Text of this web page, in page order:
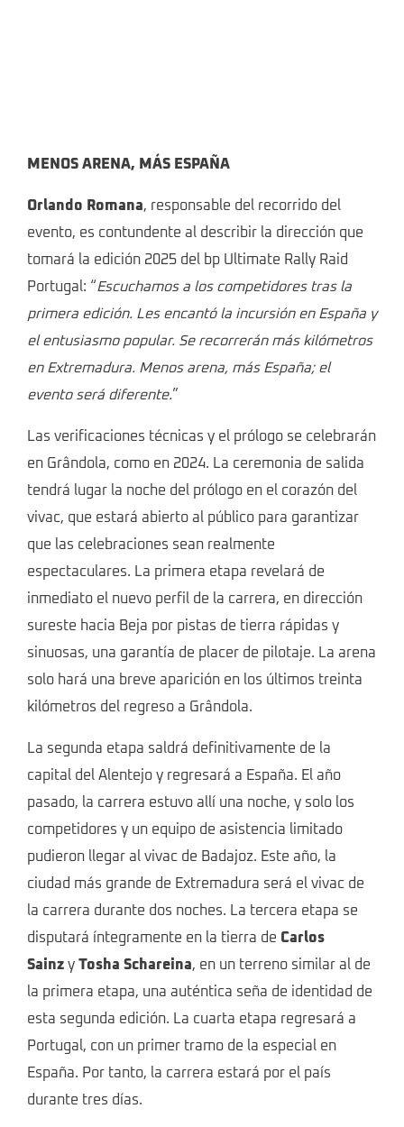
MENOS ARENA, MÁS ESPAÑA
Orlando Romana, responsable del recorrido del
evento, es contundente al describir la dirección que
tomará la edición 2025 del bp Ultimate Rally Raid
Portugal: “Escuchamos a los competidores tras la
primera edición. Les encantó la incursión en España y
el entusiasmo popular. Se recorrerán más kilómetros
en Extremadura. Menos arena, más España; el
evento será diferente.”
Las verificaciones técnicas y el prólogo se celebrarán
en Grândola, como en 2024. La ceremonia de salida
tendrá lugar la noche del prólogo en el corazón del
vivac, que estará abierto al público para garantizar
que las celebraciones sean realmente
espectaculares. La primera etapa revelará de
inmediato el nuevo perfil de la carrera, en dirección
sureste hacia Beja por pistas de tierra rápidas y
sinuosas, una garantía de placer de pilotaje. La arena
solo hará una breve aparición en los últimos treinta
kilómetros del regreso a Grândola.
La segunda etapa saldrá definitivamente de la
capital del Alentejo y regresará a España. El año
pasado, la carrera estuvo allí una noche, y solo los
competidores y un equipo de asistencia limitado
pudieron llegar al vivac de Badajoz. Este año, la
ciudad más grande de Extremadura será el vivac de
la carrera durante dos noches. La tercera etapa se
disputará íntegramente en la tierra de Carlos
Sainz y Tosha Schareina, en un terreno similar al de
la primera etapa, una auténtica seña de identidad de
esta segunda edición. La cuarta etapa regresará a
Portugal, con un primer tramo de la especial en
España. Por tanto, la carrera estará por el país
durante tres días.